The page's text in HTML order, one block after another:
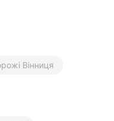
Вінниця